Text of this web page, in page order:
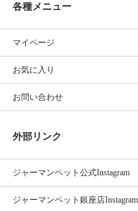
各種メニュー
マイページ
お気に入り
お問い合わせ
外部リンク
ジャーマンペット公式Instagram
ジャーマンペット銀座店Instagram